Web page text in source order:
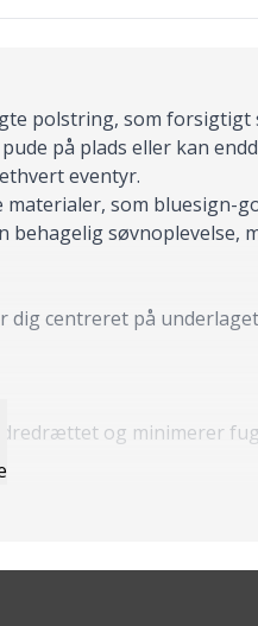
polstring, som
på plads eller kan
eventyr.
som bluesign-
søvnoplevelse,
centreret på
og minimerer